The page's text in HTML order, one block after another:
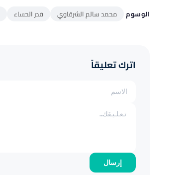
الوسوم محمد سالم الشرقاوي قدر الحساء
اترك تعليقاً
إرسال